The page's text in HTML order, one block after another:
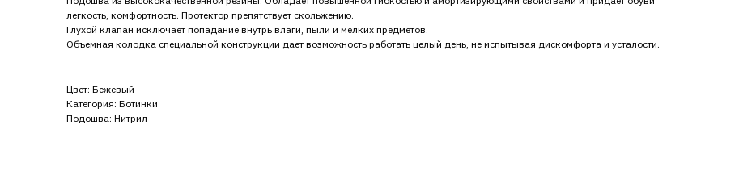
легкость, комфортность. Протектор препятствует скольжению.
Глухой клапан исключает попадание внутрь влаги, пыли и мелких предметов.
Объемная колодка специальной конструкции дает возможность работать целый день, не испытывая дискомфорта и усталости.
Цвет: Бежевый
Категория: Ботинки
Подошва: Нитрил